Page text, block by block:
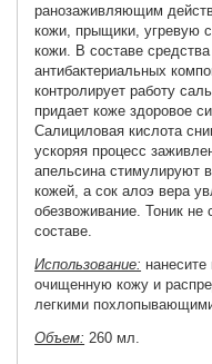
ранозаживляющим
кожи, прыщики, угревую
кожи. В составе
антибактериальных
контролирует работу
придает коже здоровое
Салициловая кислота
ускоряя процесс
апельсина стимулируют
кожей, а сок алоэ вера
обезвоживание. Тоник
составе.
Использование: нанесите
очищенную кожу и
легкими
Объем: 260 мл.